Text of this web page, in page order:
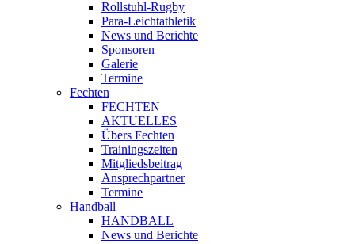
Rollstuhl-Rugby
Para-Leichtathletik
News und Berichte
Sponsoren
Galerie
Termine
Fechten
FECHTEN
AKTUELLES
Übers Fechten
Trainingszeiten
Mitgliedsbeitrag
Ansprechpartner
Termine
Handball
HANDBALL
News und Berichte